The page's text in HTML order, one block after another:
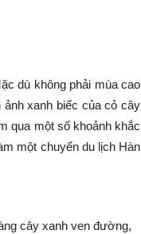
dù không phải mùa cao
xanh biếc của cỏ cây
qua một số khoảnh khắc
một chuyến du lịch Hàn
cây xanh ven đường,